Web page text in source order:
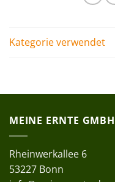
Kategorie verwendet
MEINE ERNTE GMBH
Rheinwerkallee 6
53227 Bonn